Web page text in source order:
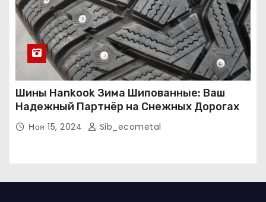
Шины Hankook Зима Шипованные: Ваш
Надежный Партнёр на Снежных Дорогах
Ноя 15, 2024 Sib_ecometal